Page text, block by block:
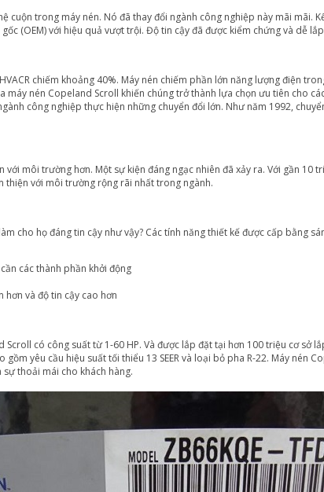
cuộn trong máy nén. Nó đã thay đổi ngành công nghiệp này mãi mãi.
(OEM) với hiệu quả vượt trội. Độ tin cậy đã được kiểm chứng và dễ
chiếm khoảng 40%. Máy nén chiếm phần lớn năng lượng điện
máy nén Copeland Scroll khiến chúng trở thành lựa chọn ưu tiên cho
công nghiệp thực hiện những chuyển đổi lớn. Như năm 1992,
với môi trường hơn. Một sự kiện đáng ngạc nhiên đã xảy ra. Với gần
thiện với môi trường rộng rãi nhất trong ngành.
cho họ đáng tin cậy như vậy? Các tính năng thiết kế được cấp bằng
các thành phần khởi động
và độ tin cậy cao hơn
có công suất từ ​​1-60 HP. Và được lắp đặt tại hơn 100 triệu cơ sở
yêu cầu hiệu suất tối thiểu 13 SEER và loại bỏ pha R-22. Máy nén
thoải mái cho khách hàng.